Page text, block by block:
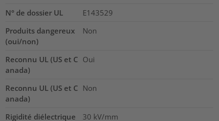
N° de dossier UL
E143529
Produits dangereux
(oui/non)
Non
Reconnu UL (US et C
anada)
Oui
Reconnu UL (US et C
anada)
Non
Rigidité diélectrique 30 kV/mm